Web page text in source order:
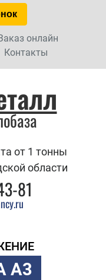
онлайн
Контакты
от 1 тонны
области
81
А3